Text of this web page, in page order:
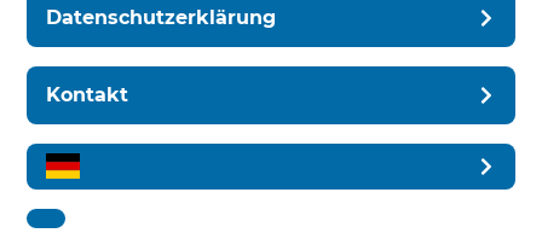
Datenschutzerklärung
Kontakt